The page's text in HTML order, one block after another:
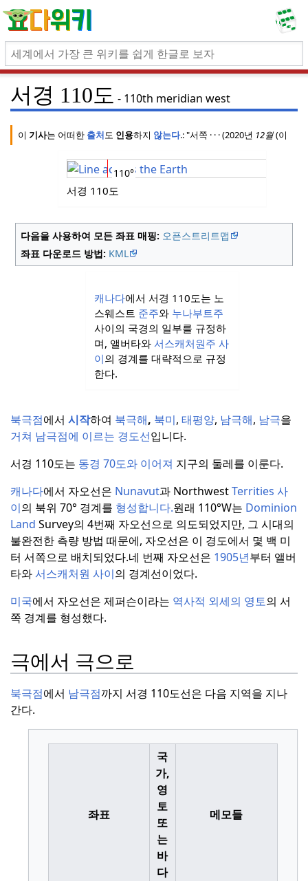
서경 110도 110th meridian west
이 기사는 어떠한 출처도 인용하지 않는다.: "서쪽 · · ·(2020년 12월(이
110°
서경 110도
다음을 사용하여 모든 좌표 매핑: 오픈스트리트맵
좌표 다운로드 방법: KML
캐나다에서 서경 110도는 노
스웨스트 준주와 누나부트주
사이의 국경의 일부를 규정하
며, 앨버타와 서스캐처원주 사
이의 경계를 대략적으로 규정
한다.
북극점에서 시작하여 북극해, 북미, 태평양, 남극해, 남극을
거쳐 남극점에 이르는 경도선입니다.
서경 110도는 동경 70도와 이어져 지구의 둘레를 이룬다.
캐나다에서 자오선은 Nunavut과 NorthwestTerrities 사
이의 북위 70° 경계를 형성합니다.원래 110°W는 Dominion
Land Survey의 4번째 자오선으로 의도되었지만, 그 시대의
불완전한 측량 방법 때문에, 자오선은 이 경도에서 몇 백 미
터 서쪽으로 배치되었다.네 번째 자오선은 1905년부터 앨버
타와서스캐처원 사이의 경계선이었다.
미국에서 자오선은 제퍼슨이라는 역사적 외세의 영토의 서
쪽 경계를 형성했다.
극에서 극으로
북극점에서 남극점까지 서경 110도선은 다음 지역을 지나
간다.
좌표
국
가,
영
토
또
는
바
다
메모들